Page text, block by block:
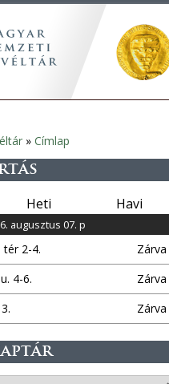
» Címlap
Heti Havi
augusztus 07. p
tér 2-4.
Zárva
4-6.
Zárva
Zárva